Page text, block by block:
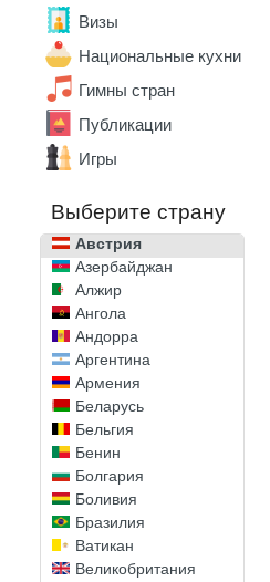
Визы
Национальные кухни
Гимны стран
Публикации
Игры
Выберите страну
Австралия
Австрия
Азербайджан
Алжир
Ангола
Андорра
Аргентина
Армения
Беларусь
Бельгия
Бенин
Болгария
Боливия
Бразилия
Ватикан
Великобритания